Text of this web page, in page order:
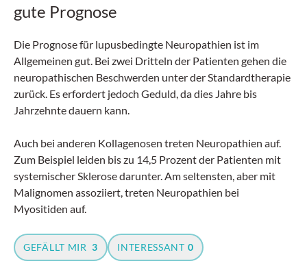
gute Prognose
Die Prognose für lupusbedingte Neuropathien ist im
Allgemeinen gut. Bei zwei Dritteln der Patienten gehen die
neuropathischen Beschwerden unter der Standardtherapie
zurück. Es erfordert jedoch Geduld, da dies Jahre bis
Jahrzehnte dauern kann.
Auch bei anderen Kollagenosen treten Neuropathien auf.
Zum Beispiel leiden bis zu 14,5 Prozent der Patienten mit
systemischer Sklerose darunter. Am seltensten, aber mit
Malignomen assoziiert, treten Neuropathien bei
Myositiden auf.
GEFÄLLT MIR 3 INTERESSANT 0